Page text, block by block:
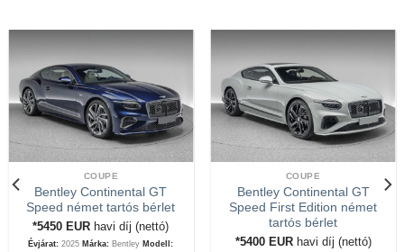
COUPE
Bentley Continental GT
Speed német tartós bérlet
*5450 EUR havi díj (nettó)
Évjárat: 2025 Márka: Bentley Modell:
COUPE
Bentley Continental GT
Speed First Edition német
tartós bérlet
*5400 EUR havi díj (nettó)